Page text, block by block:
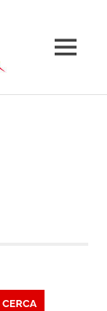
MENU
CERCA